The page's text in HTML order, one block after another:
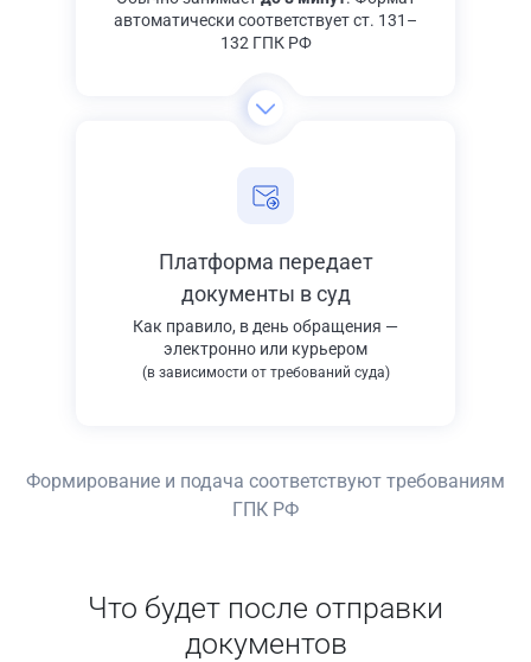
автоматически соответствует ст. 131–
132 ГПК РФ
Платформа передает
документы в суд
Как правило, в день обращения —
электронно или курьером
(в зависимости от требований суда)
Формирование и подача соответствуют требованиям
ГПК РФ
Что будет после отправки
документов